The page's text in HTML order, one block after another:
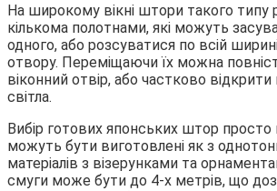
На широкому вікні штори такого типу
кількома полотнами, які можуть
одного, або розсуватися по всій
отвору. Переміщаючи їх можна
віконний отвір, або частково
світла.
Вибір готових японських штор
можуть бути виготовлені як з
матеріалів з візерунками та
смуги може бути до 4-х метрів, що